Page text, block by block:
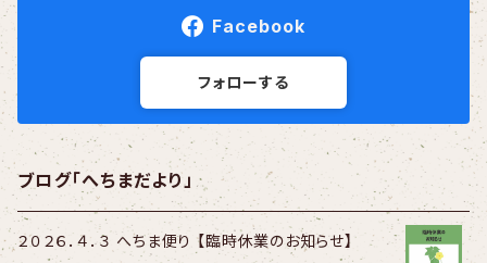
Facebook
フォローする
ブログ「へちまだより」
２０２６．４．３ へちま便り 【臨時休業のお知らせ】